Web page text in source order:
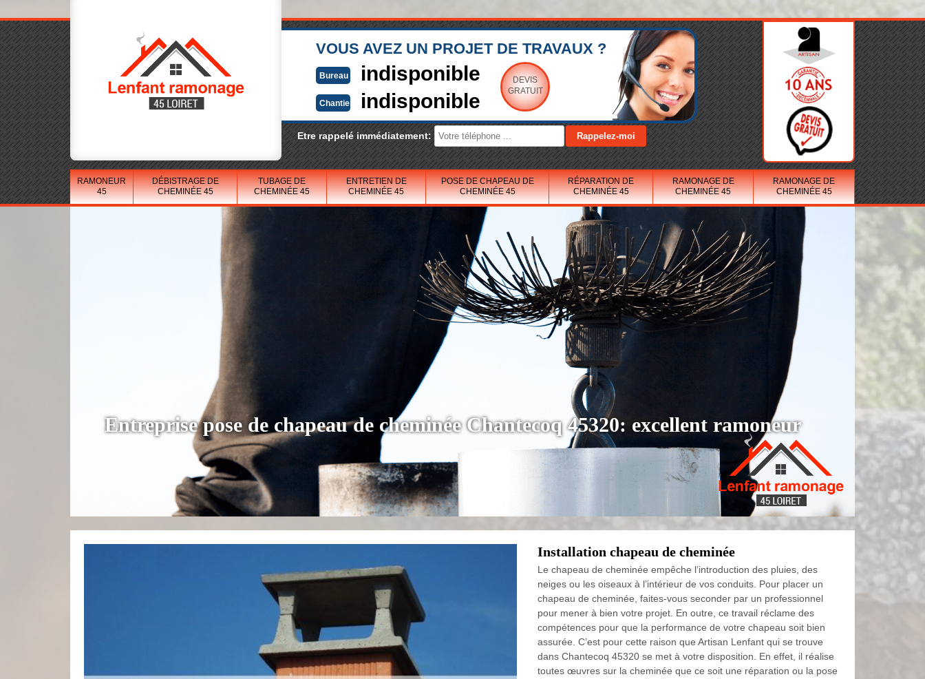
VOUS AVEZ UN PROJET DE TRAVAUX ?
Bureau indisponible
Chantier indisponible
DEVIS
GRATUIT
Etre rappelé immédiatement:
RAMONEUR
45
DÉBISTRAGE DE
CHEMINÉE 45
TUBAGE DE
CHEMINÉE 45
ENTRETIEN DE
CHEMINÉE 45
POSE DE CHAPEAU DE
CHEMINÉE 45
RÉPARATION DE
CHEMINÉE 45
RAMONAGE DE
CHEMINÉE 45
RAMONAGE DE
CHEMINÉE 45
Entreprise pose de chapeau de cheminée Chantecoq 45320: excellent ramoneur
Installation chapeau de cheminée
Le chapeau de cheminée empêche l’introduction des pluies, des
neiges ou les oiseaux à l’intérieur de vos conduits. Pour placer un
chapeau de cheminée, faites-vous seconder par un professionnel
pour mener à bien votre projet. En outre, ce travail réclame des
compétences pour que la performance de votre chapeau soit bien
assurée. C’est pour cette raison que Artisan Lenfant qui se trouve
dans Chantecoq 45320 se met à votre disposition. En effet, il réalise
toutes œuvres sur la cheminée que ce soit une réparation ou la pose